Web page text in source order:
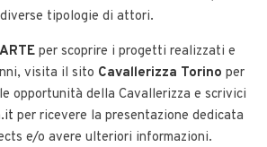
tipologie di attori.
per scoprire i progetti realizzati e
visita il sito Cavallerizza Torino per
opportunità della Cavallerizza e scrivici
per ricevere la presentazione dedicata
e/o avere ulteriori informazioni.